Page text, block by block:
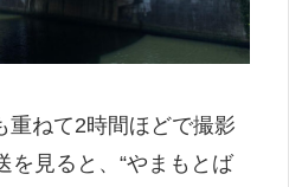
重ねて2時間ほどで撮影
を見ると、“やまもとば